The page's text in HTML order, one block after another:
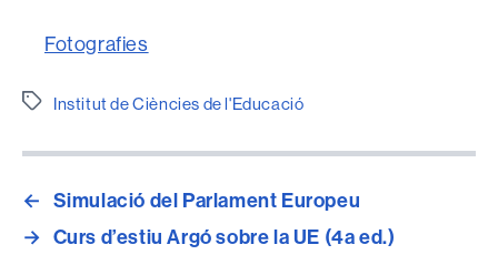
Fotografies
Etiquetes
Institut de Ciències de l'Educació
← Simulació del Parlament Europeu
→ Curs d’estiu Argó sobre la UE (4a ed.)